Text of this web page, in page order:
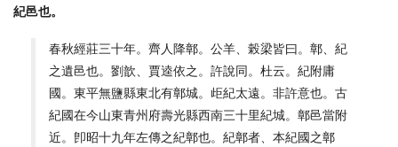
紀邑也。
春秋經莊三十年。齊人降鄣。公羊、榖梁皆曰。鄣、紀
之遺邑也。劉歆、賈逵依之。許說同。杜云。紀附庸
國。東平無鹽縣東北有鄣城。歫紀太遠。非許意也。古
紀國在今山東青州府壽光縣西南三十里紀城。鄣邑當附
近。卽昭十九年左傳之紀鄣也。紀鄣者、本紀國之鄣